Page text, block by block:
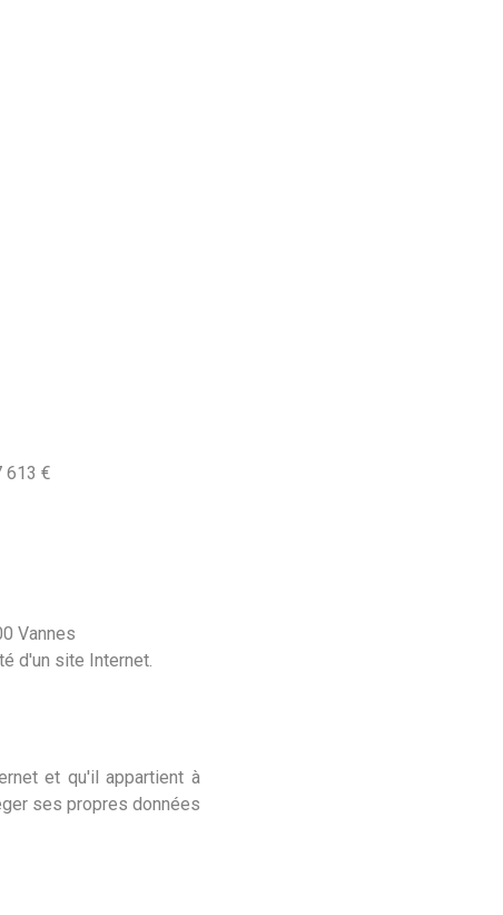
613 €
Vannes
d'un site Internet.
et qu'il appartient à
ses propres données